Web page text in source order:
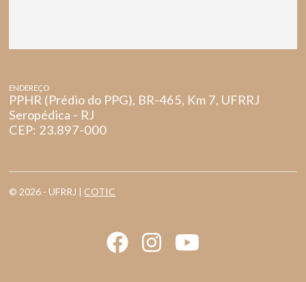
ENDEREÇO
PPHR (Prédio do PPG), BR-465, Km 7, UFRRJ
Seropédica - RJ
CEP: 23.897-000
© 2026 - UFRRJ |COTIC